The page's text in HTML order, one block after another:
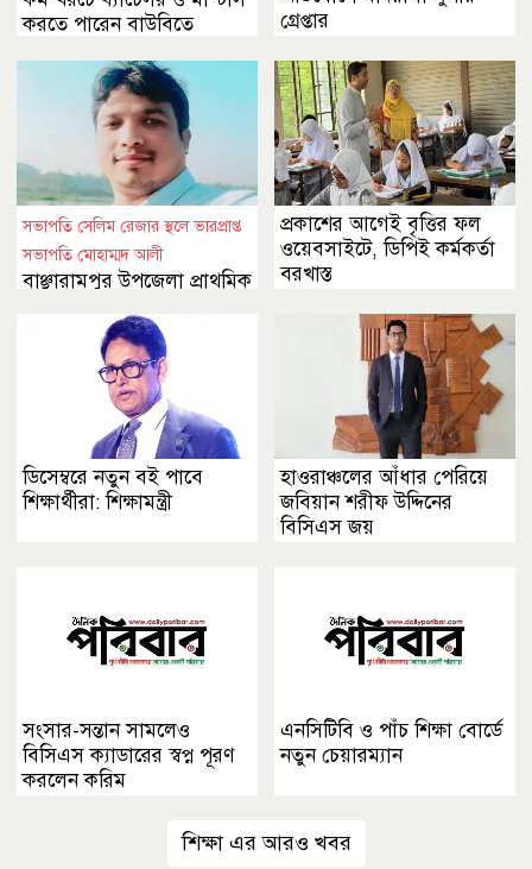
করতে পারেন বাউবিতে
গ্রেপ্তার
সভাপতি সেলিম রেজার স্থলে ভারপ্রাপ্ত
সভাপতি মোহাম্মদ আলী
বাঞ্ছারামপুর উপজেলা প্রাথমিক
প্রকাশের আগেই বৃত্তির ফল
ওয়েবসাইটে, ডিপিই কর্মকর্তা
বরখাস্ত
ডিসেম্বরে নতুন বই পাবে
শিক্ষার্থীরা: শিক্ষামন্ত্রী
হাওরাঞ্চলের আঁধার পেরিয়ে
জবিয়ান শরীফ উদ্দিনের
বিসিএস জয়
সংসার-সন্তান সামলেও
বিসিএস ক্যাডারের স্বপ্ন পূরণ
করলেন করিম
এনসিটিবি ও পাঁচ শিক্ষা বোর্ডে
নতুন চেয়ারম্যান
শিক্ষা এর আরও খবর